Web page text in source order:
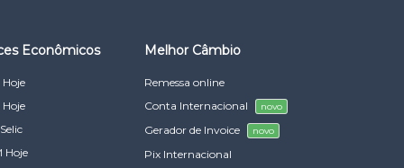
Econômicos
Hoje
Hoje
Hoje
Melhor Câmbio
Remessa online
Conta Internacional
novo
Gerador de Invoice novo
Pix Internacional